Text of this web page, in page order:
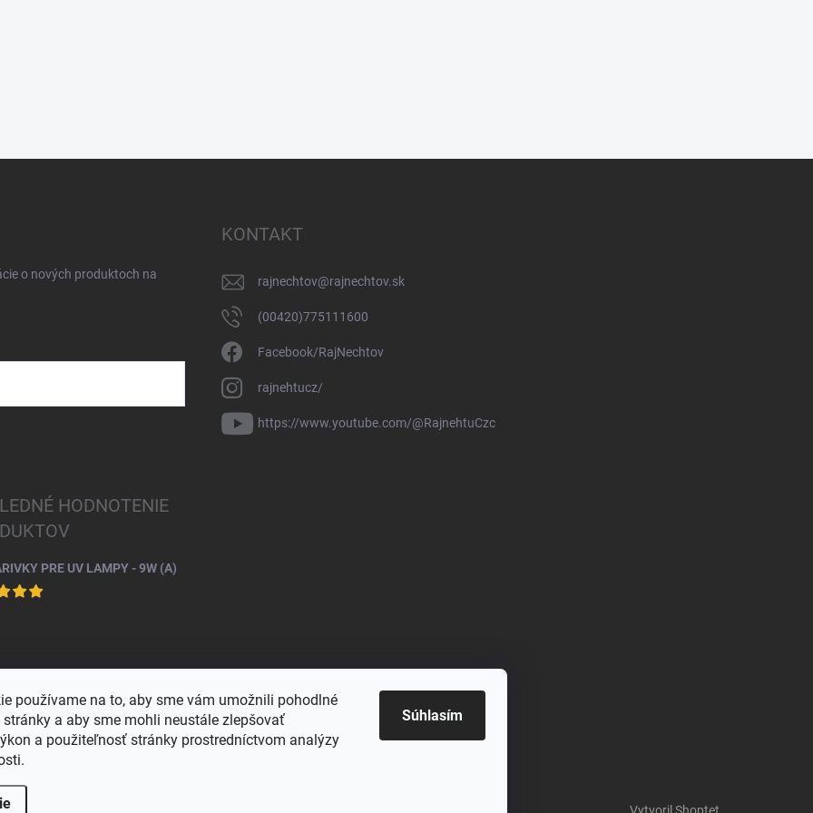
používame na to, aby sme vám umožnili pohodlné
stránky a aby sme mohli neustále zlepšovať
a použiteľnosť stránky prostredníctvom analýzy
Súhlasím
o nových produktoch na
KONTAKT
rajnechtov@rajnechtov.sk
(00420)775111600
Facebook/RajNechtov
rajnehtucz/
https://www.youtube.com/@RajnehtuCzc
HODNOTENIE
PRE UV LAMPY - 9W (A)